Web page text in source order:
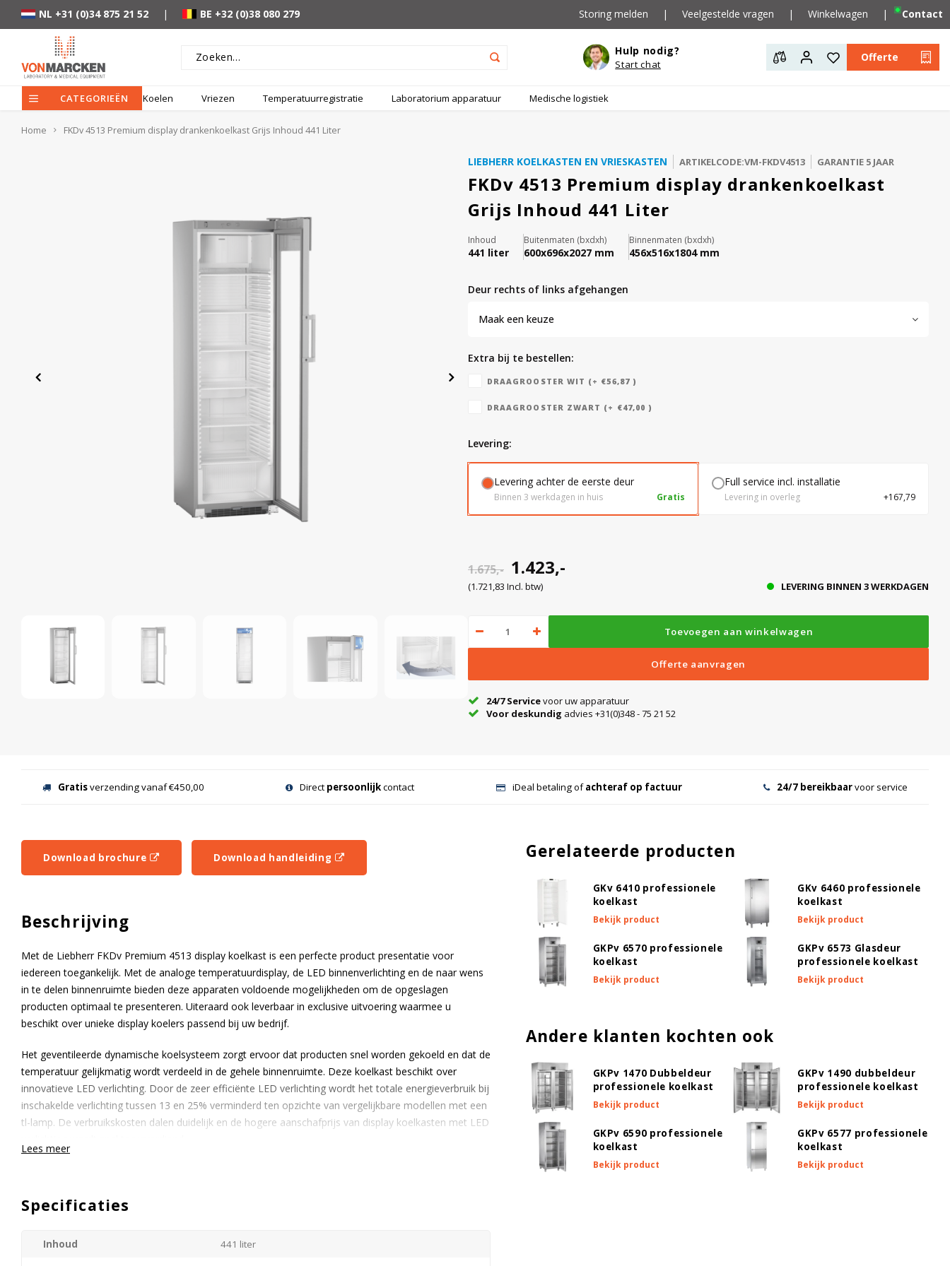
NL +31 (0)34 875 21 52 | BE +32 (0)38 080 279 Storing melden | Veelgestelde vragen | Winkelwagen | Contact
Hulp nodig?
Start chat
Offerte
CATEGORIEËN Koelen Vriezen Temperatuurregistratie Laboratorium apparatuur Medische logistiek
Home FKDv 4513 Premium display drankenkoelkast Grijs Inhoud 441 Liter
LIEBHERR KOELKASTEN EN VRIESKASTEN ARTIKELCODE:VM-FKDV4513 GARANTIE 5 JAAR
FKDv 4513 Premium display drankenkoelkast
Grijs Inhoud 441 Liter
Inhoud
441 liter
Buitenmaten (bxdxh)
600x696x2027 mm
Binnenmaten (bxdxh)
456x516x1804 mm
deur rechts of links afgehangen
Maak een keuze
Extra bij te bestellen:
DRAAGROOSTER WIT (+ €56,87 )
DRAAGROOSTER ZWART (+ €47,00 )
levering:
Levering achter de eerste deur
Binnen 3 werkdagen in huis Gratis
Full service incl. installatie
Levering in overleg +167,79
1.675,- 1.423,-
(1.721,83 Incl. btw) LEVERING BINNEN 3 WERKDAGEN
Toevoegen aan winkelwagen
Offerte aanvragen
24/7 Servicevoor uw apparatuur
Voor deskundig advies +31(0)348 - 75 21 52
Gratisverzending vanaf €450,00 Direct persoonlijkcontact iDeal betaling ofachteraf op factuur 24/7 bereikbaarvoor service
Download brochure Download handleiding
Beschrijving
Met de Liebherr FKDv Premium 4513 display koelkast is een perfecte product presentatie voor
iedereen toegankelijk. Met de analoge temperatuurdisplay, de LED binnenverlichting en de naar wens
in te delen binnenruimte bieden deze apparaten voldoende mogelijkheden om de opgeslagen
producten optimaal te presenteren. Uiteraard ook leverbaar in exclusive uitvoering waarmee u
beschikt over unieke display koelers passend bij uw bedrijf.
Het geventileerde dynamische koelsysteem zorgt ervoor dat producten snel worden gekoeld en dat de
temperatuur gelijkmatig wordt verdeeld in de gehele binnenruimte. Deze koelkast beschikt over
innovatieve LED verlichting. Door de zeer efficiënte LED verlichting wordt het totale energieverbruik bij
inschakelde verlichting tussen 13 en 25% verminderd ten opzichte van vergelijkbare modellen met een
tl-lamp. De verbruikskosten dalen duidelijk en de hogere aanschafprijs van display koelkasten met LED
van uw producten.
beschikt het apparaat hierdoor over een grotere beschikbare netto inhoud. Het speciale glas zorgt
Lees meer
Specificaties
Inhoud 441 liter
Gerelateerde producten
GKv 6410 professionele
koelkast
Bekijk product
GKv 6460 professionele
koelkast
Bekijk product
GKPv 6570 professionele
koelkast
Bekijk product
GKPv 6573 Glasdeur
professionele koelkast
Bekijk product
Andere klanten kochten ook
GKPv 1470 Dubbeldeur
professionele koelkast
Bekijk product
GKPv 1490 dubbeldeur
professionele koelkast
Bekijk product
GKPv 6590 professionele
koelkast
Bekijk product
GKPv 6577 professionele
koelkast
Bekijk product